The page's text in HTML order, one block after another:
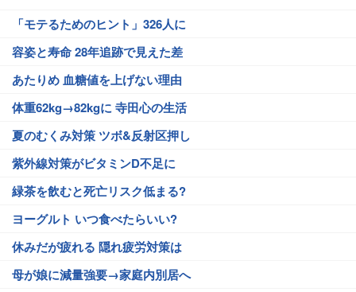
「モテるためのヒント」326人に
容姿と寿命 28年追跡で見えた差
あたりめ 血糖値を上げない理由
体重62kg→82kgに 寺田心の生活
夏のむくみ対策 ツボ&反射区押し
紫外線対策がビタミンD不足に
緑茶を飲むと死亡リスク低まる?
ヨーグルト いつ食べたらいい?
休みだが疲れる 隠れ疲労対策は
母が娘に減量強要→家庭内別居へ